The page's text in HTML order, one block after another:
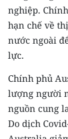
Media Y tế
Media Khoa
Ảnh
Infographic
nghiệp.
hạn chế về
nước ngoài
lực.
Chính phủ
lượng người
nguồn cung
Do dịch